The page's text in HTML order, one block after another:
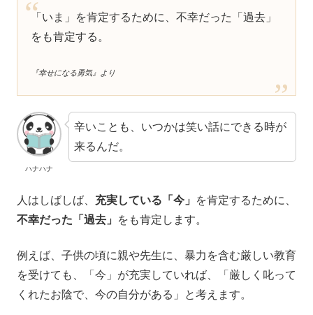
「いま」を肯定するために、不幸だった「過去」
をも肯定する。
『幸せになる勇気』より
ハナハナ
辛いことも、いつかは笑い話にできる時が
来るんだ。
人はしばしば、 充実している「今」
を肯定するために、
不幸だった「過去」
をも肯定します。
例えば、子供の頃に親や先生に、暴力を含む厳しい教育
を受けても、「今」が充実していれば、「厳しく叱って
くれたお陰で、今の自分がある」と考えます。